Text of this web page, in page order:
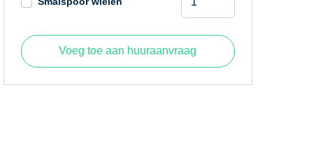
D332SWT
(smal
Voeg toe aan huuraanvraag